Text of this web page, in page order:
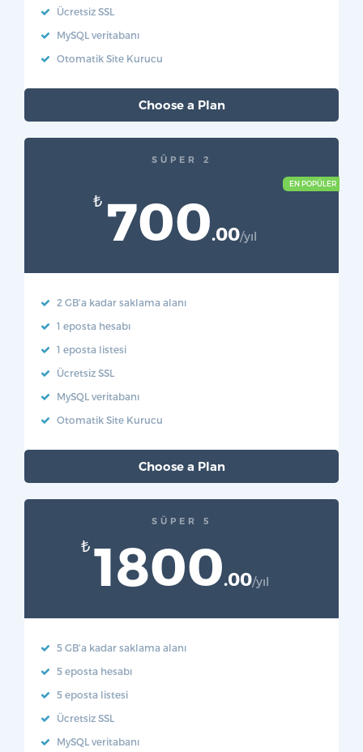
Ücretsiz SSL
MySQL veritabanı
Otomatik Site Kurucu
Choose a Plan
SÜPER 2
₺ 700.00/yıl
2 GB'a kadar saklama alanı
1 eposta hesabı
1 eposta listesi
Ücretsiz SSL
MySQL veritabanı
Otomatik Site Kurucu
Choose a Plan
SÜPER 5
₺ 1800.00/yıl
5 GB'a kadar saklama alanı
5 eposta hesabı
5 eposta listesi
Ücretsiz SSL
MySQL veritabanı